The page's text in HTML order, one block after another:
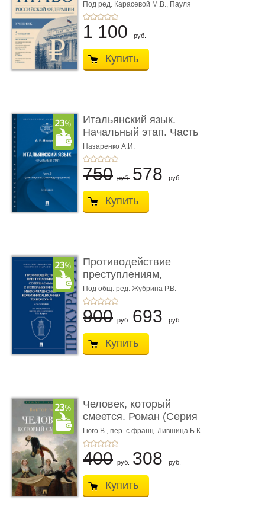
Федерации. 5-е изд�
...
Под ред. Карасевой М.В., Пауля
А.Г., Красюкова А.В.
1 100 руб.
Купить
Итальянский язык.
Начальный этап. Часть
2. Учеб� ...
Назаренко А.И.
750 руб. 578 руб.
Купить
Противодействие
преступлениям,
совершаемым с ...
Под общ. ред. Жубрина Р.В.
900 руб. 693 руб.
Купить
Человек, который
смеется. Роман (Серия
«Роман с ...
Гюго В., пер. с франц. Лившица Б.К.
400 руб. 308 руб.
Купить